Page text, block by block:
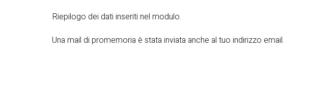
Riepilogo dei dati inseriti nel modulo.
Una mail di promemoria è stata inviata anche al tuo indirizzo email.